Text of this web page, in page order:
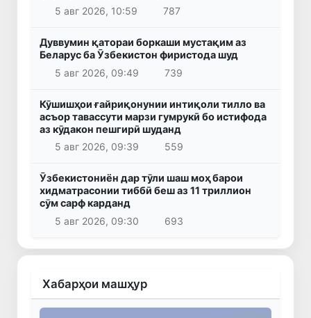
5 авг 2026, 10:59
787
Дуввумин қатораи боркаши мустақим аз
Беларус ба Ӯзбекистон фиристода шуд
5 авг 2026, 09:49
739
Кӯшишҳои ғайриқонунии интиқоли тилло ва
асъор тавассути марзи гумрукӣ бо истифода
аз кӯдакон пешгирӣ шуданд
5 авг 2026, 09:39
559
Ӯзбекистониён дар тӯли шаш моҳ барои
хидматрасонии тиббӣ беш аз 11 триллион
сӯм сарф карданд
5 авг 2026, 09:30
693
Хабарҳои машҳур